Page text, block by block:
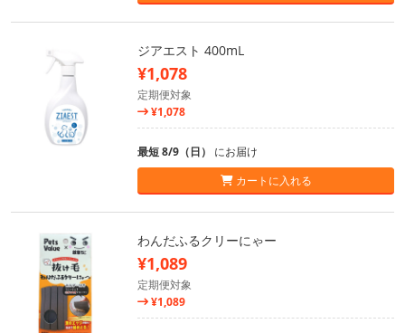
ジアエスト 400mL
¥1,078
定期便対象
¥1,078
最短 8/9（日） にお届け
カートに入れる
わんだふるクリーにゃー
¥1,089
定期便対象
¥1,089